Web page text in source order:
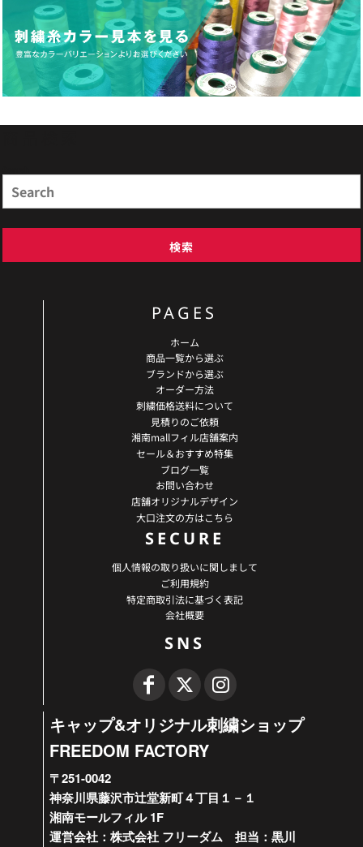
検索
PAGES
ホーム
商品一覧から選ぶ
ブランドから選ぶ
オーダー方法
刺繍価格送料について
見積りのご依頼
湘南mallフィル店舗案内
セール＆おすすめ特集
ブログ一覧
お問い合わせ
店舗オリジナルデザイン
大口注文の方はこちら
SECURE
個人情報の取り扱いに関しまして
ご利用規約
特定商取引法に基づく表記
会社概要
SNS
キャップ&オリジナル刺繍ショップ
FREEDOM FACTORY
〒251-0042
神奈川県藤沢市辻堂新町４丁目１－１
湘南モールフィル 1F
運営会社：株式会社 フリーダム 担当：黒川